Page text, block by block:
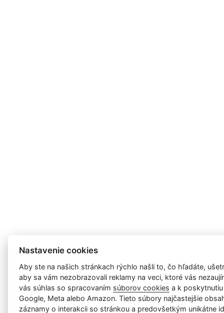
Nastavenie cookies
Aby ste na našich stránkach rýchlo našli to, čo hľadáte,
aby sa vám nezobrazovali reklamy na veci, ktoré vás
vás súhlas so spracovaním súborov cookies a k
Google, Meta alebo Amazon. Tieto súbory najčastejšie
záznamy o interakcii so stránkou a predovšetkým unikátne